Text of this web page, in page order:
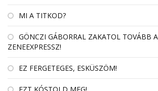
MI A TITKOD?
GÖNCZI GÁBORRAL ZAKATOL TOVÁBB A
ZENEEXPRESSZ!
EZ FERGETEGES, ESKÜSZÖM!
EZT KÓSTOLD MEG!